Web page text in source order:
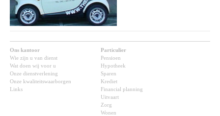
Ons kantoor
Wie zijn u van dienst
Wat doen wij voor u
Onze dienstverlening
Onze kwaliteitswaarborgen
Links
Particulier
Pensioen
Hypotheek
Sparen
Krediet
Financial planning
Uitvaart
Zorg
Wonen